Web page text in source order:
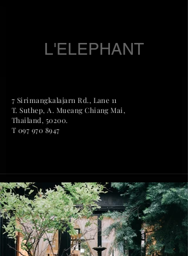
L'ELEPHANT
7 Sirimangkalajarn Rd., Lane 11
T. Suthep, A. Mueang Chiang Mai,
Thailand, 50200.
T 097 970 8947